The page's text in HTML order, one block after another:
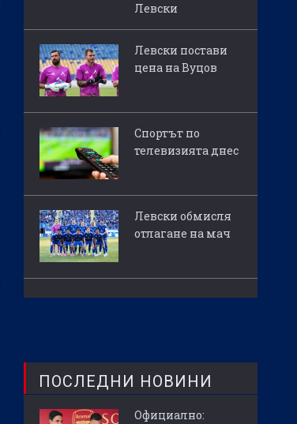
Левски
Левски постави
цена на Вуцов
Спортът по
телевизията днес
Левски обмисля
отлагане на мач
ПОСЛЕДНИ НОВИНИ
Официално: